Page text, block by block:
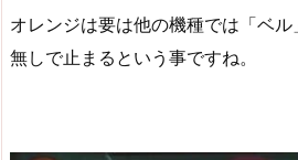
オレンジは要は他の機種では「ベ
無しで止まるという事ですね。